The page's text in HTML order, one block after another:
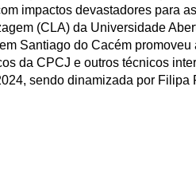
impactos devastadores para
(CLA) da Universidade
Santiago do Cacém promoveu
da CPCJ e outros técnicos
sendo dinamizada por